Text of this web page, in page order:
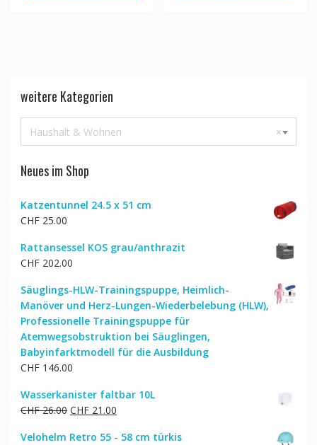
weitere Kategorien
×
Haushalt & Wohnen
Neues im Shop
Katzentunnel 24.5 x 51 cm
CHF25.00
Rattansessel KOS grau/anthrazit
CHF202.00
Säuglings-HLW-Trainingspuppe, Heimlich-
Manöver und Herz-Lungen-Wiederbelebung (HLW),
Professionelle Trainingspuppe für
Atemwegsobstruktion bei Säuglingen,
Babyinfarktmodell für die Ausbildung
CHF146.00
Wasserkanister faltbar 10L
CHF26.00 Ursprünglicher
war:
CHF21.00Aktueller
ist:
Velohelm Retro 55 - 58 cm türkis